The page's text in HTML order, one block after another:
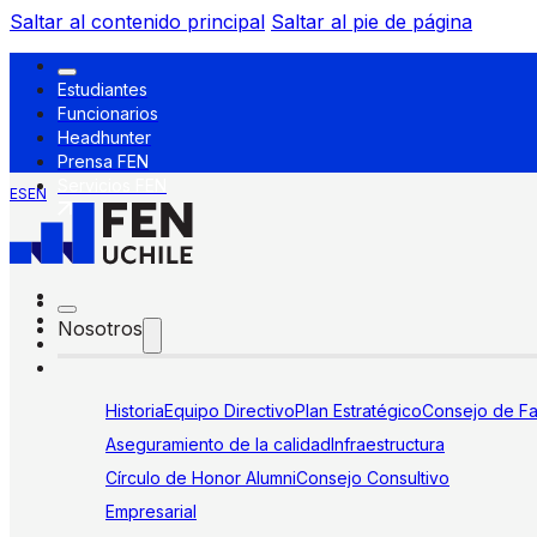
Saltar al contenido principal Saltar al pie de página
Estudiantes
Funcionarios
Headhunter
Prensa FEN
ESEN
Nosotros
HistoriaEquipo DirectivoPlan EstratégicoConsejo de
Aseguramiento de la calidadInfraestructura
Círculo de Honor AlumniConsejo Consultivo
Empresarial